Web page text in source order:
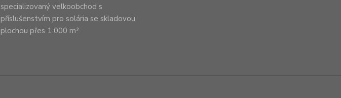
specializovaný velkoobchod s
příslušenstvím pro solária se skladovou
plochou přes 1 000 m²